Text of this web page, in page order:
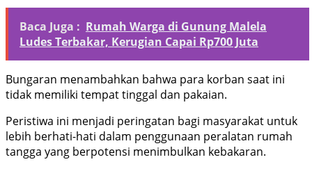
Baca Juga : Rumah Warga di Gunung Malela
Ludes Terbakar, Kerugian Capai Rp700 Juta
Bungaran menambahkan bahwa para korban saat ini
tidak memiliki tempat tinggal dan pakaian.
Peristiwa ini menjadi peringatan bagi masyarakat untuk
lebih berhati-hati dalam penggunaan peralatan rumah
tangga yang berpotensi menimbulkan kebakaran.